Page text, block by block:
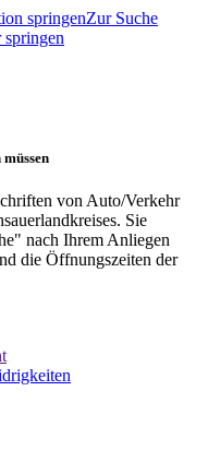
springenZur Suche
springen
müssen
von Auto/Verkehr
Sie
nach Ihrem Anliegen
die Öffnungszeiten der